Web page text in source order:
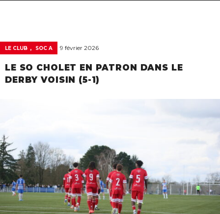
LE CLUB , SOC A 9 février 2026
LE SO CHOLET EN PATRON DANS LE
DERBY VOISIN (5-1)